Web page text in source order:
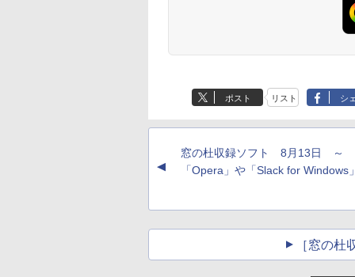
ポスト リスト シ
▲
窓の杜収録ソフト 8月13日 ～
「Opera」や「Slack for Windows
［窓の杜